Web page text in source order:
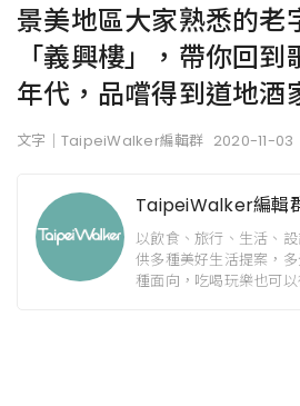
景美地區大家熟悉的老
「義興樓」，帶你回
年代，品嚐得到道地酒
文字｜TaipeiWalker編輯群 2020-11-03
TaipeiWalker編輯
以飲食、旅行、生活、
供多種美好生活提案，
種面向，吃喝玩樂也可以